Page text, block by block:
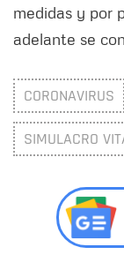
medidas y por
adelante se
CORONAVIRUS
SIMULACRO